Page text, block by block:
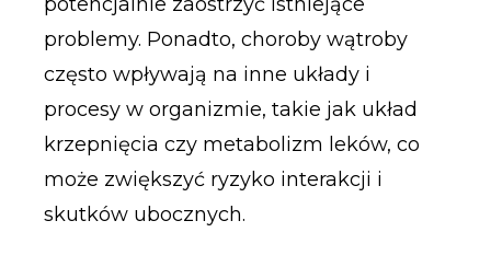
problemy. Ponadto, choroby wątroby
często wpływają na inne układy i
procesy w organizmie, takie jak układ
krzepnięcia czy metabolizm leków, co
może zwiększyć ryzyko interakcji i
skutków ubocznych.